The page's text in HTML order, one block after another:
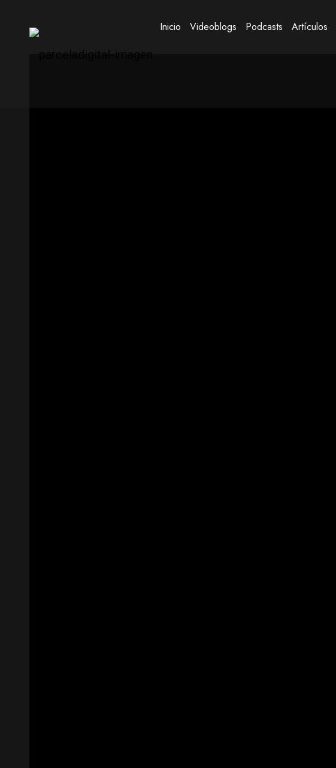
Inicio Videoblogs Podcasts Artículos